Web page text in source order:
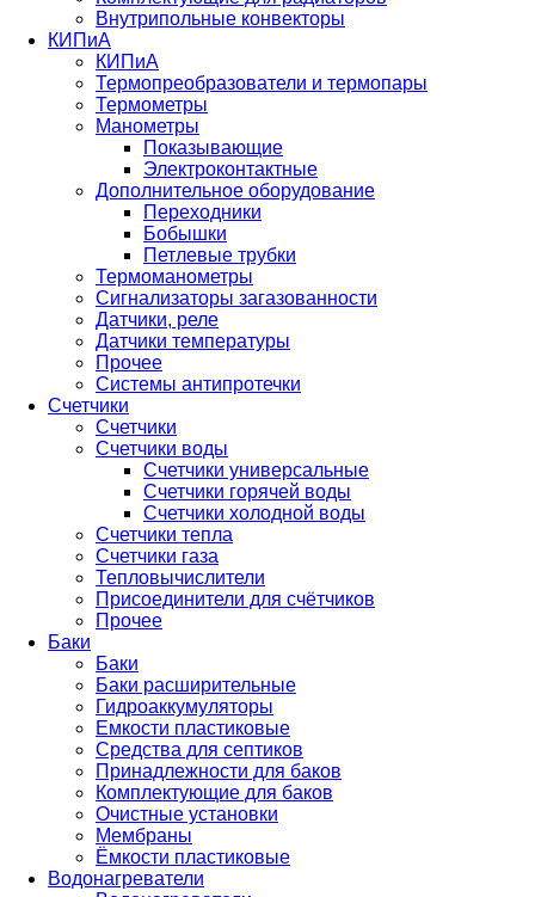
Внутрипольные конвекторы
КИПиА
КИПиА
Термопреобразователи и термопары
Термометры
Манометры
Показывающие
Электроконтактные
Дополнительное оборудование
Переходники
Бобышки
Петлевые трубки
Термоманометры
Сигнализаторы загазованности
Датчики, реле
Датчики температуры
Прочее
Системы антипротечки
Счетчики
Счетчики
Счетчики воды
Счетчики универсальные
Счетчики горячей воды
Счетчики холодной воды
Счетчики тепла
Счетчики газа
Тепловычислители
Присоединители для счётчиков
Прочее
Баки
Баки
Баки расширительные
Гидроаккумуляторы
Емкости пластиковые
Средства для септиков
Принадлежности для баков
Комплектующие для баков
Очистные установки
Мембраны
Ёмкости пластиковые
Водонагреватели